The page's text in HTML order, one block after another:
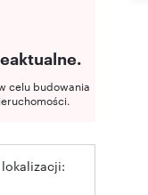
celu budowania